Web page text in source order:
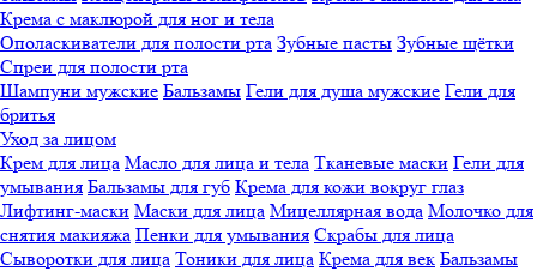
Крема с маклюрой для ног и тела
Ополаскиватели для полости рта Зубные пасты Зубные щётки
Спреи для полости рта
Шампуни мужские Бальзамы Гели для душа мужские Гели для
бритья
Уход за лицом
Крем для лица Масло для лица и тела Тканевые маски Гели для
умывания Бальзамы для губ Крема для кожи вокруг глаз
Лифтинг-маски Маски для лица Мицеллярная вода Молочко для
снятия макияжа Пенки для умывания Скрабы для лица
Сыворотки для лица Тоники для лица Крема для век Бальзамы